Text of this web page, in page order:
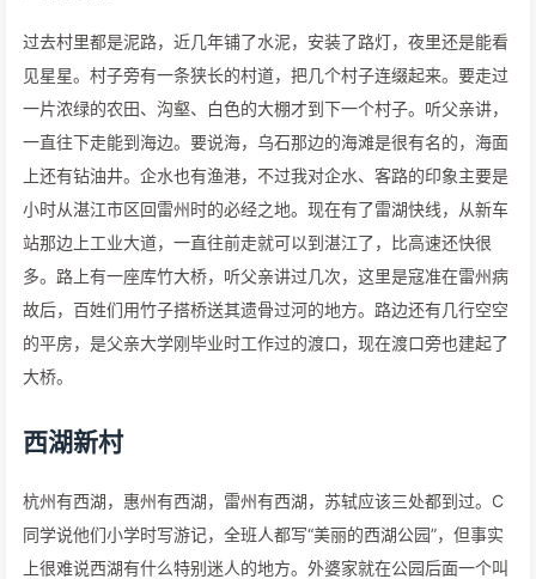
过去村里都是泥路，近几年铺了水泥，安装了路灯，夜里还是能看
见星星。村子旁有一条狭长的村道，把几个村子连缀起来。要走过
一片浓绿的农田、沟壑、白色的大棚才到下一个村子。听父亲讲，
一直往下走能到海边。要说海，乌石那边的海滩是很有名的，海面
上还有钻油井。企水也有渔港，不过我对企水、客路的印象主要是
小时从湛江市区回雷州时的必经之地。现在有了雷湖快线，从新车
站那边上工业大道，一直往前走就可以到湛江了，比高速还快很
多。路上有一座库竹大桥，听父亲讲过几次，这里是寇准在雷州病
故后，百姓们用竹子搭桥送其遗骨过河的地方。路边还有几行空空
的平房，是父亲大学刚毕业时工作过的渡口，现在渡口旁也建起了
大桥。
西湖新村
杭州有西湖，惠州有西湖，雷州有西湖，苏轼应该三处都到过。C
同学说他们小学时写游记，全班人都写“美丽的西湖公园”，但事实
上很难说西湖有什么特别迷人的地方。外婆家就在公园后面一个叫